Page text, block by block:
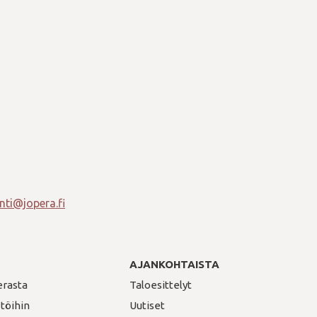
töihin
AJANKOHTAISTA
Taloesittelyt
Uutiset